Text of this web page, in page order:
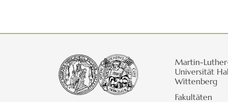
Martin-
Universität
Wittenberg
Fakultäten